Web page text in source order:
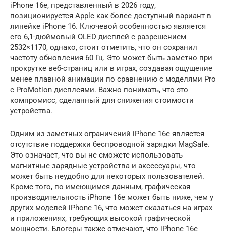
iPhone 16e, представленный в 2026 году,
позиционируется Apple как более доступный вариант в
линейке iPhone 16. Ключевой особенностью является
его 6,1-дюймовый OLED дисплей с разрешением
2532×1170, однако, стоит отметить, что он сохранил
частоту обновления 60 Гц. Это может быть заметно при
прокрутке веб-страниц или в играх, создавая ощущение
менее плавной анимации по сравнению с моделями Pro
с ProMotion дисплеями. Важно понимать, что это
компромисс, сделанный для снижения стоимости
устройства.
Одним из заметных ограничений iPhone 16e является
отсутствие поддержки беспроводной зарядки MagSafe.
Это означает, что вы не сможете использовать
магнитные зарядные устройства и аксессуары, что
может быть неудобно для некоторых пользователей.
Кроме того, по имеющимся данным, графическая
производительность iPhone 16e может быть ниже, чем у
других моделей iPhone 16, что может сказаться на играх
и приложениях, требующих высокой графической
мощности. Блогеры также отмечают, что iPhone 16e